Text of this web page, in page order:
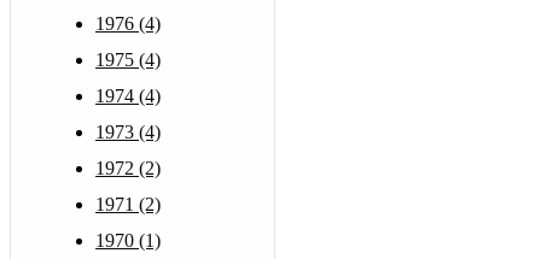
1976 (4)
1975 (4)
1974 (4)
1973 (4)
1972 (2)
1971 (2)
1970 (1)